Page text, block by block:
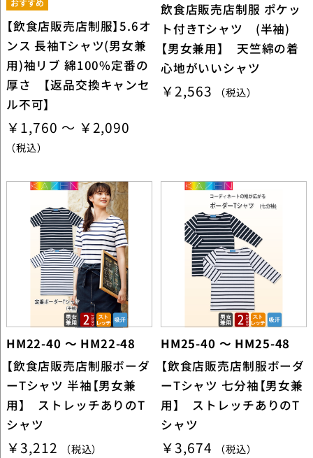
【飲食店販売店制服】5.6オ
ンス 長袖Tシャツ(男女兼
用)袖リブ 綿100%定番の
厚さ 【返品交換キャンセ
ル不可】
￥1,760 ～ ￥2,090
（税込）
飲食店販売店制服 ポケッ
ト付きTシャツ (半袖)
【男女兼用】 天竺綿の着
心地がいいシャツ
￥2,563 （税込）
HM22-40 ～ HM22-48
【飲食店販売店制服ボーダ
ーTシャツ 半袖【男女兼
用】 ストレッチありのT
シャツ
￥3,212 （税込）
HM25-40 ～ HM25-48
【飲食店販売店制服ボーダ
ーTシャツ 七分袖【男女兼
用】 ストレッチありのT
シャツ
￥3,674 （税込）